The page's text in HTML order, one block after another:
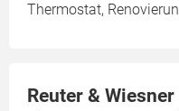
Thermostat,
Reuter & Wiesner